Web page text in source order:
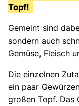
Topf!
Gemeint sind
sondern auch
Gemüse, Fleisch
Die einzelnen
ein paar
großen Topf. Das